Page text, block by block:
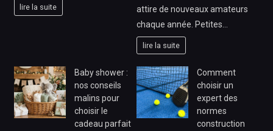
lire la suite
attire de nouveaux amateurs
chaque année. Petites…
lire la suite
Baby shower :
nos conseils
malins pour
choisir le
cadeau parfait
Comment
choisir un
expert des
normes
construction